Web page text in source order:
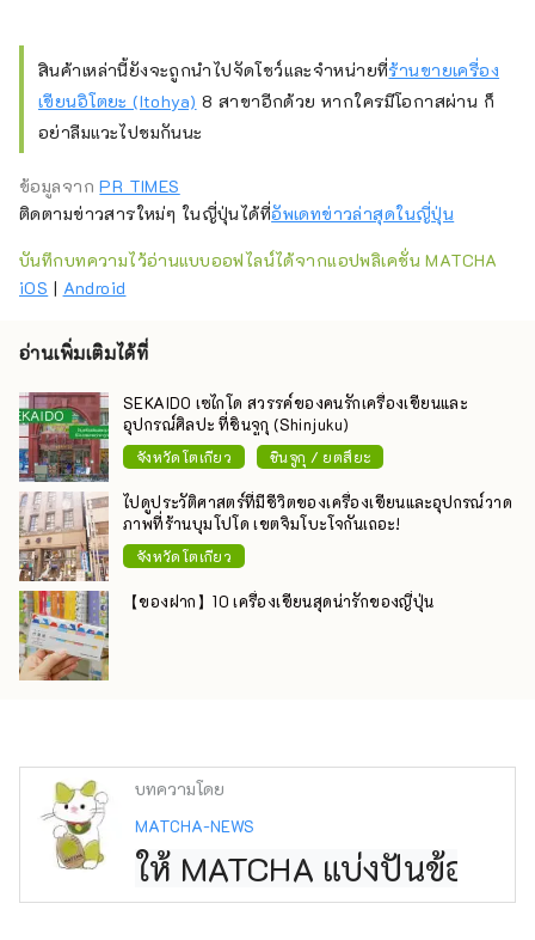
สินค้าเหล่านี้ยังจะถูกนำไปจัดโชว์และจำหน่ายที่ร้านขายเครื่อง
เขียนอิโตยะ (Itohya) 8 สาขาอีกด้วย หากใครมีโอกาสผ่าน ก็
อย่าลืมแวะไปชมกันนะ
ข้อมูลจากPR TIMES
ติดตามข่าวสารใหม่ๆ ในญี่ปุ่นได้ที่อัพเดทข่าวล่าสุดในญี่ปุ่น
บันทึกบทความไว้อ่านแบบออฟไลน์ได้จากแอปพลิเคชั่น MATCHA
iOS | Android
อ่านเพิ่มเติมได้ที่
SEKAIDO เซไกโด สวรรค์ของคนรักเครื่องเขียนและ
อุปกรณ์ศิลปะ ที่ชินจูกุ (Shinjuku)
จังหวัดโตเกียว ชินจูกุ / ยตสึยะ
ไปดูประวัติศาสตร์ที่มีชีวิตของเครื่องเขียนและอุปกรณ์วาด
ภาพที่ร้านบุมโปโด เขตจิมโบะโจกันเถอะ!
จังหวัดโตเกียว
【ของฝาก】10 เครื่องเขียนสุดน่ารักของญี่ปุ่น
บทความโดย
MATCHA-NEWS
ให้ MATCHA แบ่งปันข้อมู